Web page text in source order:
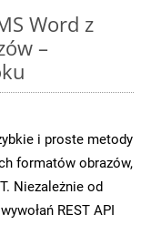
Word z
–
i proste metody
formatów obrazów,
Niezależnie od
REST API